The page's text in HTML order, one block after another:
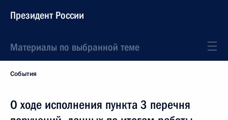
Президент России
Материалы по выбранной теме
События
О ходе исполнения пункта 3 перечня